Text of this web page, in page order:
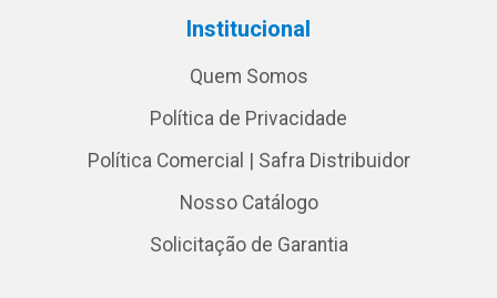
Institucional
Quem Somos
Política de Privacidade
Política Comercial | Safra Distribuidor
Nosso Catálogo
Solicitação de Garantia